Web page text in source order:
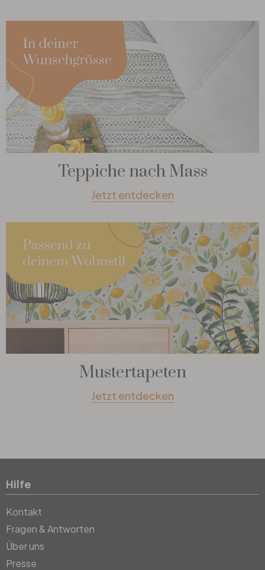
Teppiche nach Mass
Jetzt entdecken
Mustertapeten
Jetzt entdecken
Hilfe
Kontakt
Fragen & Antworten
Über uns
Presse